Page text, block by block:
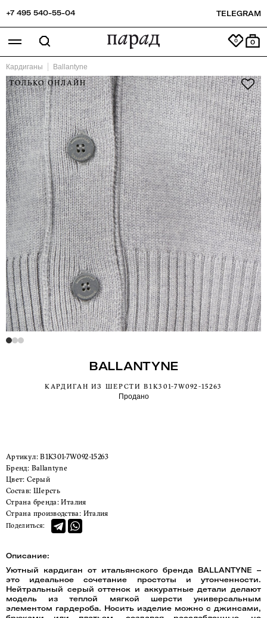
+7 495 540-55-04 TELEGRAM
0
Кардиганы Ballantyne
ТОЛЬКО ОНЛАЙН
BALLANTYNE
КАРДИГАН ИЗ ШЕРСТИ B1K301-7W092-15263
Продано
Артикул:B1K301-7W092-15263
Бренд:
Ballantyne
Цвет:
Серый
Состав: Шерсть
Страна бренда: Италия
Страна производства: Италия
Поделиться:
Описание:
Уютный кардиган от итальянского бренда BALLANTYNE –
это идеальное сочетание простоты и утонченности.
Нейтральный серый оттенок и аккуратные детали делают
модель из теплой мягкой шерсти универсальным
элементом гардероба. Носить изделие можно с джинсами,